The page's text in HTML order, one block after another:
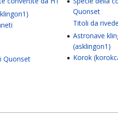
Quonset
Quonset
Titoli da
Astronave
(asklingon1)
Korok